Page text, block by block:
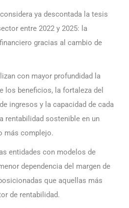
ya descontada la tesis
entre 2022 y 2025: la
gracias al cambio de
con mayor profundidad la
los beneficios, la fortaleza del
ingresos y la capacidad de cada
rentabilidad sostenible en un
más complejo.
entidades con modelos de
dependencia del margen de
que aquellas más
de rentabilidad.